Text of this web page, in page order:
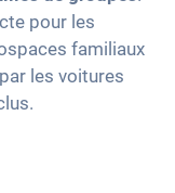
pour les
familiaux
les voitures